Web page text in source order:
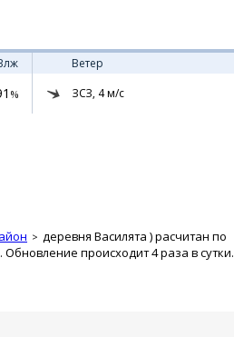
Ветер
% ЗСЗ, 4м/с
деревня Василята ) расчитан по
происходит 4 раза в сутки.